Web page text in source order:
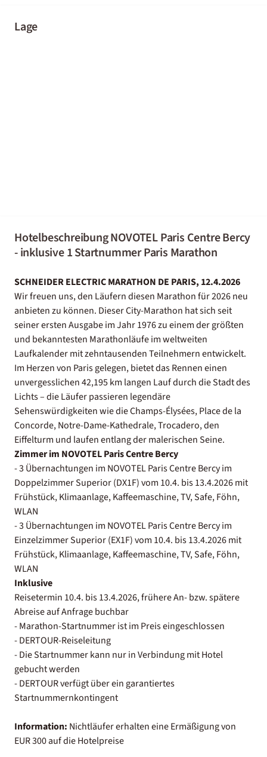
Lage
Hotelbeschreibung NOVOTEL Paris Centre Bercy
- inklusive 1 Startnummer Paris Marathon
SCHNEIDER ELECTRIC MARATHON DE PARIS, 12.4.2026
Wir freuen uns, den Läufern diesen Marathon für 2026 neu
anbieten zu können. Dieser City-Marathon hat sich seit
seiner ersten Ausgabe im Jahr 1976 zu einem der größten
und bekanntesten Marathonläufe im weltweiten
Laufkalender mit zehntausenden Teilnehmern entwickelt.
Im Herzen von Paris gelegen, bietet das Rennen einen
unvergesslichen 42,195 km langen Lauf durch die Stadt des
Lichts – die Läufer passieren legendäre
Sehenswürdigkeiten wie die Champs-Élysées, Place de la
Concorde, Notre-Dame-Kathedrale, Trocadero, den
Eiffelturm und laufen entlang der malerischen Seine.
Zimmer im NOVOTEL Paris Centre Bercy
- 3 Übernachtungen im NOVOTEL Paris Centre Bercy im
Doppelzimmer Superior (DX1F) vom 10.4. bis 13.4.2026 mit
Frühstück, Klimaanlage, Kaffeemaschine, TV, Safe, Föhn,
WLAN
- 3 Übernachtungen im NOVOTEL Paris Centre Bercy im
Einzelzimmer Superior (EX1F) vom 10.4. bis 13.4.2026 mit
Frühstück, Klimaanlage, Kaffeemaschine, TV, Safe, Föhn,
WLAN
Inklusive
Reisetermin 10.4. bis 13.4.2026, frühere An- bzw. spätere
Abreise auf Anfrage buchbar
- Marathon-Startnummer ist im Preis eingeschlossen
- DERTOUR-Reiseleitung
- Die Startnummer kann nur in Verbindung mit Hotel
gebucht werden
- DERTOUR verfügt über ein garantiertes
Startnummernkontingent
Information: Nichtläufer erhalten eine Ermäßigung von
EUR 300 auf die Hotelpreise